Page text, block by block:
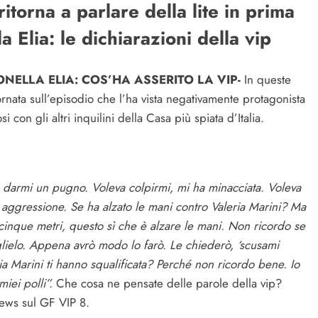
a parlare della lite in prima
Elia: le dichiarazioni della vip
ELIA: COS’HA ASSERITO LA VIP- In queste
sull’episodio che l’ha vista negativamente protagonista
con gli altri inquilini della Casa più spiata d’Italia.
darmi un pugno. Voleva colpirmi, mi ha minacciata. Voleva
Se ha alzato le mani contro Valeria Marini? Ma
metri, questo sì che è alzare le mani. Non ricordo se
Appena avrò modo lo farò. Le chiederò, ‘scusami
Marini ti hanno squalificata? Perché non ricordo bene. Io
polli”. Che cosa ne pensate delle parole della vip?
sul GF VIP 8.